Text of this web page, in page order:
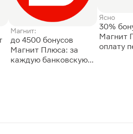
Магнит:
до 4500 бонусов
Магнит Плюса: за
каждую банковскую
Ясно
30%
Магнит
оплату